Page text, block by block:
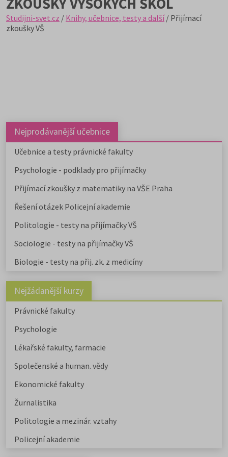
Studijni-svet.cz / Knihy, učebnice, testy a další/ Přijímací
zkoušky VŠ
Nejprodávanější učebnice
Učebnice a testy právnické fakulty
Psychologie - podklady pro přijímačky
Přijímací zkoušky z matematiky na VŠE Praha
Řešení otázek Policejní akademie
Politologie - testy na přijímačky VŠ
Sociologie - testy na přijímačky VŠ
Biologie - testy na přij. zk. z medicíny
Nejžádanější kurzy
Právnické fakulty
Psychologie
Lékařské fakulty, farmacie
Společenské a human. vědy
Ekonomické fakulty
Žurnalistika
Politologie a mezinár. vztahy
Policejní akademie